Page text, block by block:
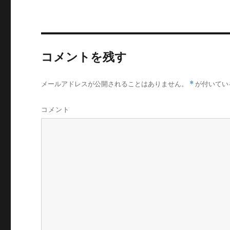
コメントを残す
メールアドレスが公開されることはありません。 * が付いて
コメント